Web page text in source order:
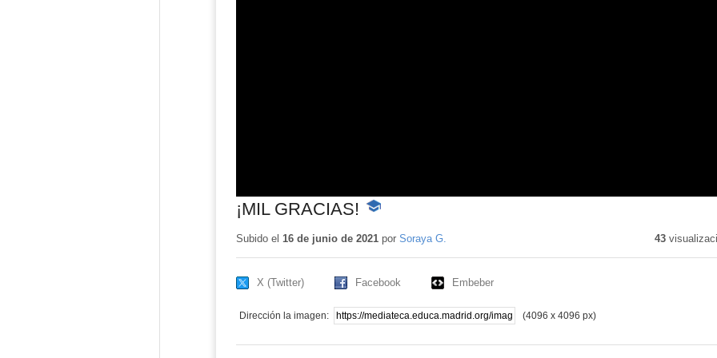
¡MIL GRACIAS!
-
educativo
Subido el 16 de junio de 2021por Soraya G. 43
X (Twitter) Facebook Embeber
Dirección la imagen: (4096 x 4096 px)